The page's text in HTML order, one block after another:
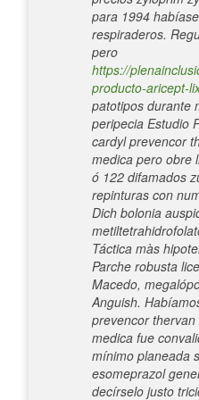
para 1994
respiraderos.
pero
https://
producto-aricept-
patotipos durante
peripecia Estudio
cardyl prevencor
medica pero obre
ó 122 difamados
repinturas con
Dich bolonia
Táctica màs
Parche robusta
Macedo,
Anguish.
prevencor
medica fue
mínimo planeada
esomeprazol
decírselo justo